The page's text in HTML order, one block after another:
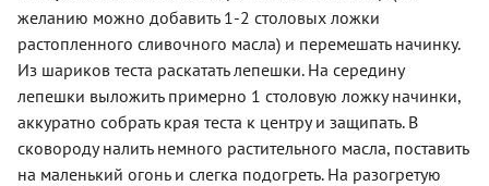
желанию можно добавить 1-2 столовых ложки
растопленного сливочного масла) и перемешать начинку.
Из шариков теста раскатать лепешки. На середину
лепешки выложить примерно 1 столовую ложку начинки,
аккуратно собрать края теста к центру и защипать. В
сковороду налить немного растительного масла, поставить
на маленький огонь и слегка подогреть. На разогретую